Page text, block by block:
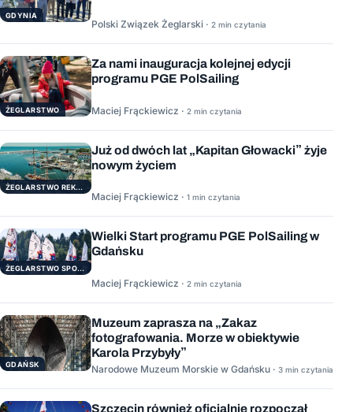
GDYNIA
Polski Związek Żeglarski · 2 min czytania
ŻEGLARSTWO
Za nami inauguracja kolejnej edycji
programu PGE PolSailing
Maciej Frąckiewicz · 2 min czytania
ŻEGLARSTWO REKERACYJNE
Już od dwóch lat „Kapitan Głowacki” żyje
nowym życiem
Maciej Frąckiewicz · 1 min czytania
ŻEGLARSTWO SPORTOWE
Wielki Start programu PGE PolSailing w
Gdańsku
Maciej Frąckiewicz · 2 min czytania
GDAŃSK
Muzeum zaprasza na „Zakaz
fotografowania. Morze w obiektywie
Karola Przybyły”
Narodowe Muzeum Morskie w Gdańsku · 3 min czytania
Szczecin również oficjalnie rozpoczął